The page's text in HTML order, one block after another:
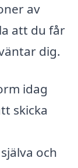
av
att du får
dig.
idag
skicka
och